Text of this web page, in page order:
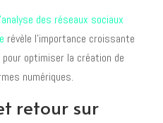
des réseaux sociaux
révèle l'importance croissante
optimiser la création de
numériques.
retour sur